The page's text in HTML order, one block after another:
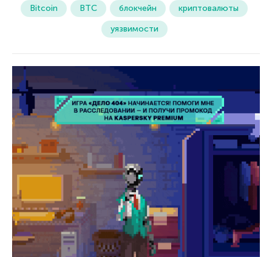
Bitcoin BTC блокчейн
криптовалюты
уязвимости